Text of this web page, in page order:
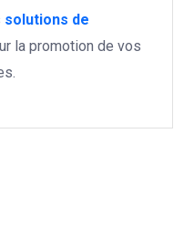
solutions de
la promotion de vos